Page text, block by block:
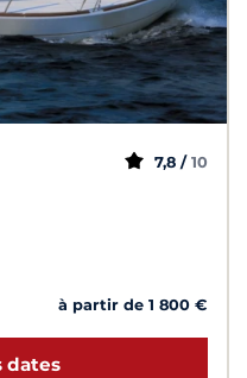
7,8 / 10
à partir de 1 800 €
dates